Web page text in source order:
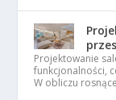
Projektowanie
funkcjonalności,
W obliczu